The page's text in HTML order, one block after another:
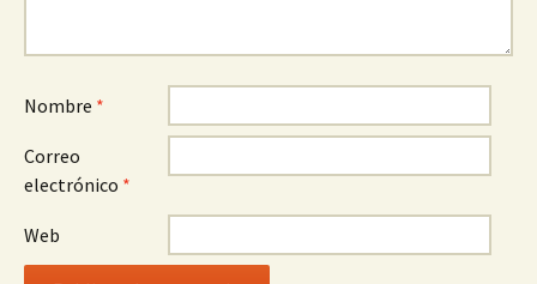
Nombre *
Correo
electrónico *
Web